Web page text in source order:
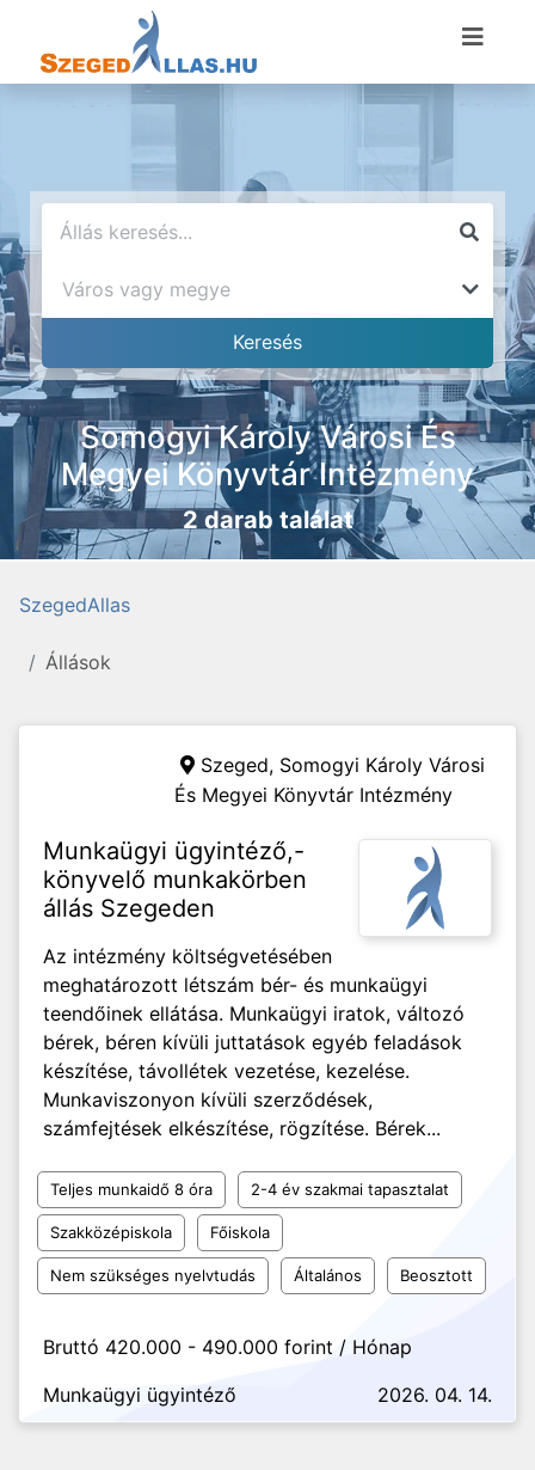
Somogyi Károly Városi És
Megyei Könyvtár Intézmény
2 darab találat
SzegedAllas
Állások
Szeged, Somogyi Károly Városi
És Megyei Könyvtár Intézmény
Munkaügyi ügyintéző,-
könyvelő munkakörben
állás Szegeden
Az intézmény költségvetésében
meghatározott létszám bér- és munkaügyi
teendőinek ellátása. Munkaügyi iratok, változó
bérek, béren kívüli juttatások egyéb feladások
készítése, távollétek vezetése, kezelése.
Munkaviszonyon kívüli szerződések,
számfejtések elkészítése, rögzítése. Bérek...
Teljes munkaidő 8 óra 2-4 év szakmai tapasztalat
Szakközépiskola Főiskola
Nem szükséges nyelvtudás Általános Beosztott
Bruttó 420.000 - 490.000 forint / Hónap
Munkaügyi ügyintéző
2026. 04. 14.